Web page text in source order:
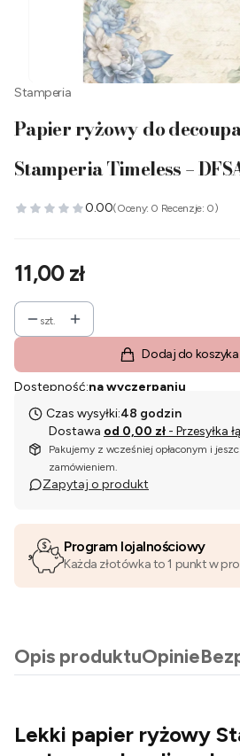
Stamperia
Papier ryżowy do
Stamperia Timeless –
0.00(Oceny: 0 Recenzje: 0)
Cena
11,00 zł
szt.
Dodaj do koszyka
Dostępność:na wyczerpaniu
Czas wysyłki:48 godzin
Dostawa od 0,00 zł - Przesyłka
Pakujemy z wcześniej opłaconym i
zamówieniem.
Zapytaj o produkt
Program lojalnościowy
Każda złotówka to 1 punkt w
Opis produktuOpinie
Lekki papier ryżowy